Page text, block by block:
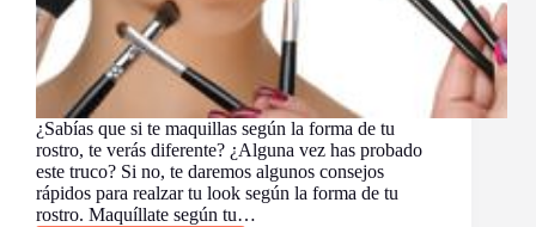
¿Sabías que si te maquillas según la forma de tu
rostro, te verás diferente? ¿Alguna vez has probado
este truco? Si no, te daremos algunos consejos
rápidos para realzar tu look según la forma de tu
rostro. Maquíllate según tu…